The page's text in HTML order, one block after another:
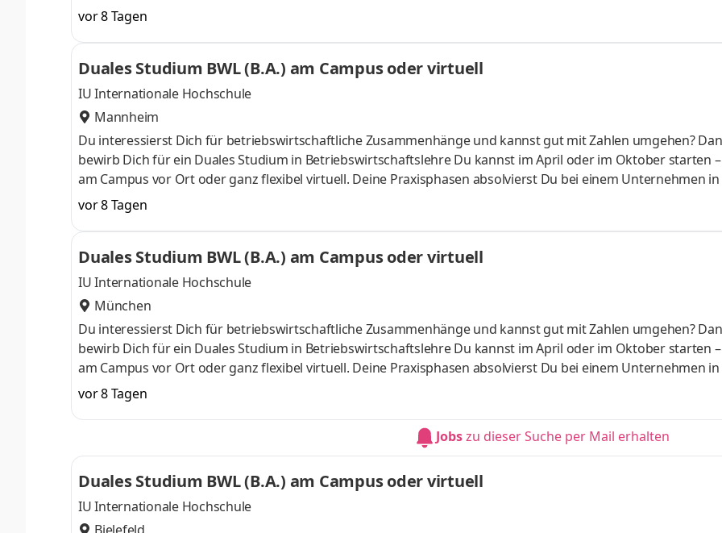
Nähe. Ab dem 3. Semester belegst Du eine von fünf Spezialisierungsmöglichkeiten – und kannst Dich so noch
gezielter auf Deinen Traumjob vorbereiten: Accounting &
ControllingSteuerberatungSozialmanagementHandelsmanagementLogistikmanagement Aufgaben Du
Studium ohne Numerus clausus oder Aufnahmeprüfung startenDu absolvierst ein staatlich anerkanntes
vor 8 Tagen
Duales Studium BWL (B.A.) am Campus oder virtuell
IU Internationale Hochschule
Mannheim
Du interessierst Dich für betriebswirtschaftliche Zusammenhänge und kannst gut mit Zahlen umgehen?
bewirb Dich für ein Duales Studium in Betriebswirtschaftslehre Du kannst im April oder im Oktober starten
am Campus vor Ort oder ganz flexibel virtuell. Deine Praxisphasen absolvierst Du bei einem Unternehmen
Nähe. Ab dem 3. Semester belegst Du eine von fünf Spezialisierungsmöglichkeiten – und kannst Dich so noch
gezielter auf Deinen Traumjob vorbereiten: Accounting &
ControllingSteuerberatungSozialmanagementHandelsmanagementLogistikmanagement Aufgaben Du
Studium ohne Numerus clausus oder Aufnahmeprüfung startenDu absolvierst ein staatlich anerkanntes
vor 8 Tagen
Duales Studium BWL (B.A.) am Campus oder virtuell
IU Internationale Hochschule
München
Du interessierst Dich für betriebswirtschaftliche Zusammenhänge und kannst gut mit Zahlen umgehen?
bewirb Dich für ein Duales Studium in Betriebswirtschaftslehre Du kannst im April oder im Oktober starten
am Campus vor Ort oder ganz flexibel virtuell. Deine Praxisphasen absolvierst Du bei einem Unternehmen
Nähe. Ab dem 3. Semester belegst Du eine von fünf Spezialisierungsmöglichkeiten – und kannst Dich so noch
gezielter auf Deinen Traumjob vorbereiten: Accounting &
ControllingSteuerberatungSozialmanagementHandelsmanagementLogistikmanagement Aufgaben Du
Studium ohne Numerus clausus oder Aufnahmeprüfung startenDu absolvierst ein staatlich anerkanntes
vor 8 Tagen
Jobszu dieser Suche per Mail erhalten
Duales Studium BWL (B.A.) am Campus oder virtuell
IU Internationale Hochschule